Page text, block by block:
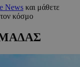
News και μάθετε
τον κόσμο